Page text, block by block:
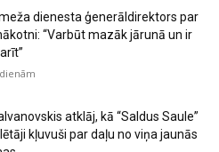
dienesta ģenerāldirektors par
“Varbūt mazāk jārunā un ir
atklāj, kā “Saldus Saule”
kļuvuši par daļu no viņa jaunās